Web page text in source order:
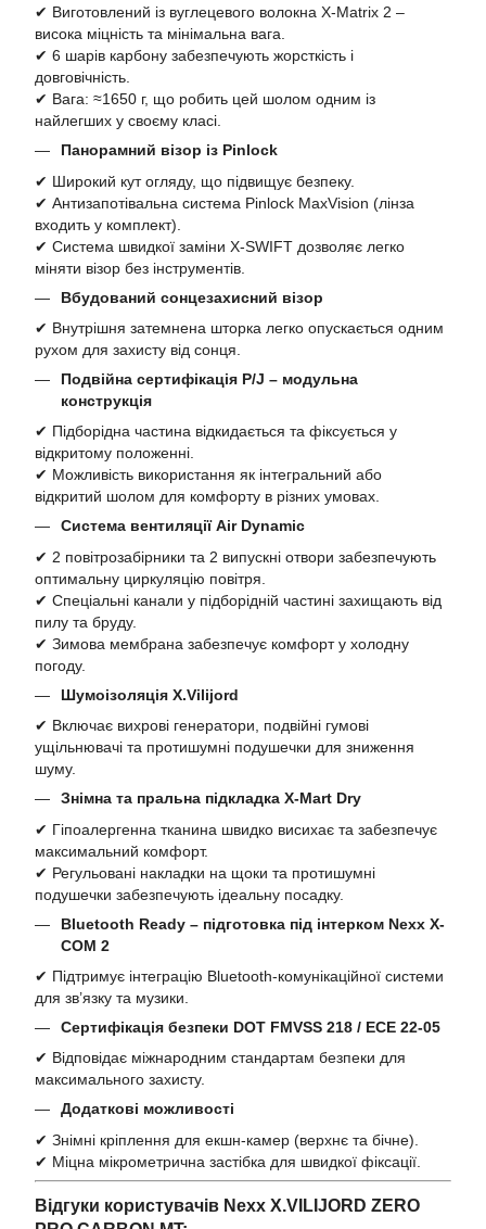
✔ Виготовлений із вуглецевого волокна X-Matrix 2 –
висока міцність та мінімальна вага.
✔ 6 шарів карбону забезпечують жорсткість і
довговічність.
✔ Вага: ≈1650 г, що робить цей шолом одним із
найлегших у своєму класі.
Панорамний візор із Pinlock
✔ Широкий кут огляду, що підвищує безпеку.
✔ Антизапотівальна система Pinlock MaxVision (лінза
входить у комплект).
✔ Система швидкої заміни X-SWIFT дозволяє легко
міняти візор без інструментів.
Вбудований сонцезахисний візор
✔ Внутрішня затемнена шторка легко опускається одним
рухом для захисту від сонця.
Подвійна сертифікація P/J – модульна
конструкція
✔ Підборідна частина відкидається та фіксується у
відкритому положенні.
✔ Можливість використання як інтегральний або
відкритий шолом для комфорту в різних умовах.
Система вентиляції Air Dynamic
✔ 2 повітрозабірники та 2 випускні отвори забезпечують
оптимальну циркуляцію повітря.
✔ Спеціальні канали у підборідній частині захищають від
пилу та бруду.
✔ Зимова мембрана забезпечує комфорт у холодну
погоду.
Шумоізоляція X.Vilijord
✔ Включає вихрові генератори, подвійні гумові
ущільнювачі та протишумні подушечки для зниження
шуму.
Знімна та пральна підкладка X-Mart Dry
✔ Гіпоалергенна тканина швидко висихає та забезпечує
максимальний комфорт.
✔ Регульовані накладки на щоки та протишумні
подушечки забезпечують ідеальну посадку.
Bluetooth Ready – підготовка під інтерком Nexx X-
COM 2
✔ Підтримує інтеграцію Bluetooth-комунікаційної системи
для зв’язку та музики.
Сертифікація безпеки DOT FMVSS 218 / ECE 22-05
✔ Відповідає міжнародним стандартам безпеки для
максимального захисту.
Додаткові можливості
✔ Знімні кріплення для екшн-камер (верхнє та бічне).
✔ Міцна мікрометрична застібка для швидкої фіксації.
Відгуки користувачів Nexx X.VILIJORD ZERO